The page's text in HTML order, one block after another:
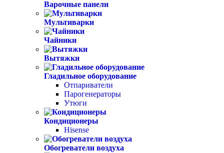
Варочные панели
Мультиварки
Чайники
Вытяжки
Гладильное оборудование
Отпариватели
Парогенераторы
Утюги
Кондиционеры
Hisense
Обогреватели воздуха